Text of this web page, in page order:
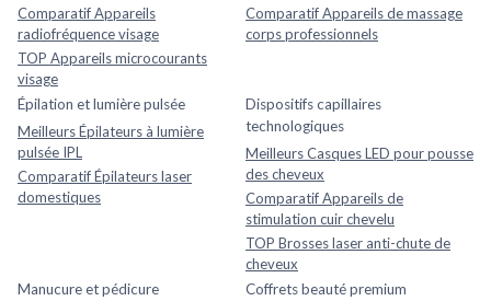
Comparatif Appareils
radiofréquence visage
TOP Appareils microcourants
visage
Comparatif Appareils de massage
corps professionnels
Épilation et lumière pulsée
Meilleurs Épilateurs à lumière
pulsée IPL
Comparatif Épilateurs laser
domestiques
Dispositifs capillaires
technologiques
Meilleurs Casques LED pour pousse
des cheveux
Comparatif Appareils de
stimulation cuir chevelu
TOP Brosses laser anti-chute de
cheveux
Manucure et pédicure
Coffrets beauté premium